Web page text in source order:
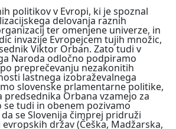
politikov v Evropi, ki je spoznal
delovanja raznih
ter omenjene univerze, in
invazije Evropejcem tujih množic,
Viktor Orban. Zato tudi v
Naroda odločno podpiramo
preprečevanju nezakonitih
lastnega izobraževalnega
slovenske prlamentarne politike,
predsednika Orbana vzamejo za
se tudi in obenem pozivamo
se Slovenija čimprej pridruži
držav (Češka, Madžarska,